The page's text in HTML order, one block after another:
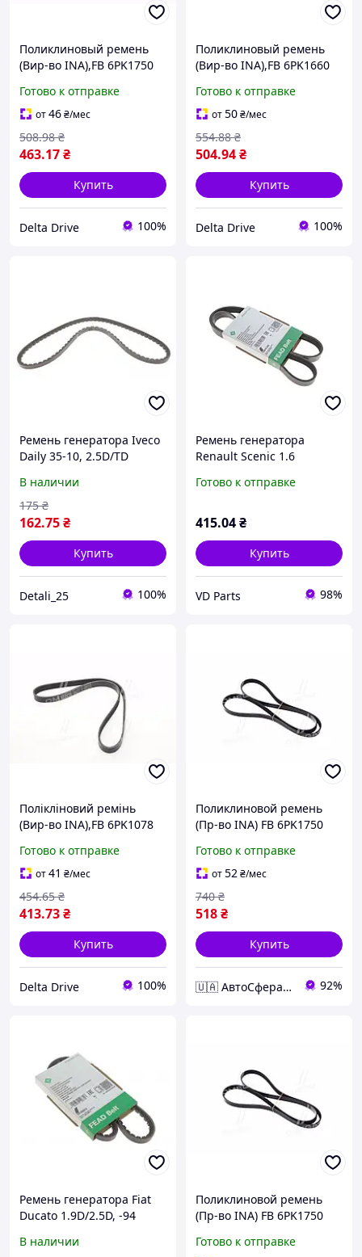
Поликлиновый ремень
(Вир-во INA),FB 6PK1750
Готово к отправке
от46₴/мес
463.17₴
508.98 ₴
Купить
Delta Drive 100%
Поликлиновый ремень
(Вир-во INA),FB 6PK1660
Готово к отправке
от50₴/мес
504.94₴
554.88 ₴
Купить
Delta Drive 100%
Ремень генератора Iveco
Daily 35-10, 2.5D/TD
11720D0101
В наличии
162.75₴
175 ₴
Купить
Detali_25 100%
Ремень генератора
Renault Scenic 1.6
K4M 866, Schaeffler INA FB
Готово к отправке
415.04₴
Купить
VD Parts 98%
Полікліновий ремінь
(Вир-во INA),FB 6PK1078
Готово к отправке
от41 ₴/мес
413.73₴
454.65 ₴
Купить
Delta Drive 100%
Поликлиновой ремень
(Пр-во INA) FB 6PK1750
Готово к отправке
от52₴/мес
518₴
740 ₴
Купить
🇺🇦 АвтоСфера 🇺🇦 92%
Ремень генератора Fiat
Ducato 1.9D/2.5D, -94
9749
В наличии
Поликлиновой ремень
(Пр-во INA) FB 6PK1750
Готово к отправке